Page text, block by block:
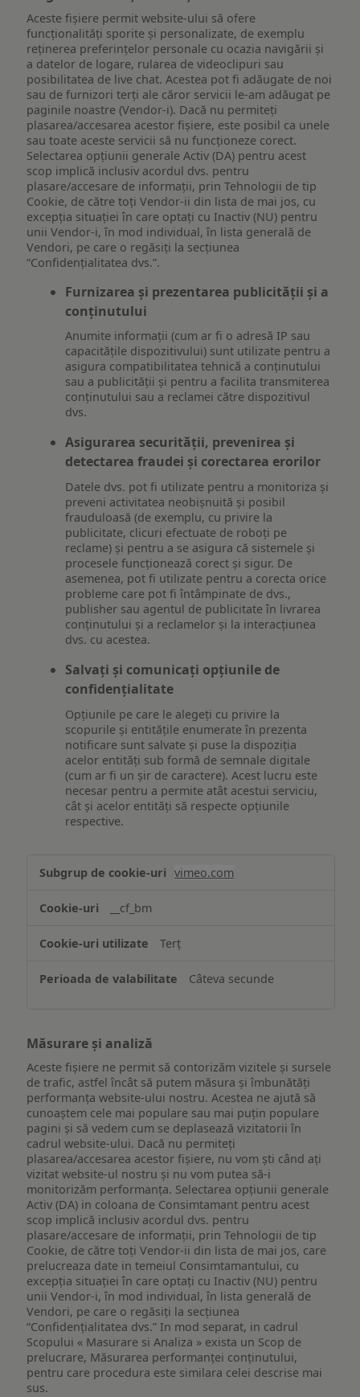
Aceste fișiere permit website-ului să ofere
funcționalități sporite și personalizate, de exemplu
reţinerea preferinţelor personale cu ocazia navigării și
a datelor de logare, rularea de videoclipuri sau
posibilitatea de live chat. Acestea pot fi adăugate de noi
sau de furnizori terți ale căror servicii le-am adăugat pe
paginile noastre (Vendor-i). Dacă nu permiteți
plasarea/accesarea acestor fișiere, este posibil ca unele
sau toate aceste servicii să nu funcționeze corect.
Selectarea opțiunii generale Activ (DA) pentru acest
scop implică inclusiv acordul dvs. pentru
plasare/accesare de informații, prin Tehnologii de tip
Cookie, de către toți Vendor-ii din lista de mai jos, cu
excepția situației în care optați cu Inactiv (NU) pentru
unii Vendor-i, în mod individual, în lista generală de
Vendori, pe care o regăsiți la secțiunea
“Confidențialitatea dvs.”.
Furnizarea și prezentarea publicității și a
conținutului
Anumite informații (cum ar fi o adresă IP sau
capacitățile dispozitivului) sunt utilizate pentru a
asigura compatibilitatea tehnică a conținutului
sau a publicității și pentru a facilita transmiterea
conținutului sau a reclamei către dispozitivul
dvs.
Asigurarea securității, prevenirea și
detectarea fraudei și corectarea erorilor
Datele dvs. pot fi utilizate pentru a monitoriza și
preveni activitatea neobișnuită și posibil
frauduloasă (de exemplu, cu privire la
publicitate, clicuri efectuate de roboți pe
reclame) și pentru a se asigura că sistemele și
procesele funcționează corect și sigur. De
asemenea, pot fi utilizate pentru a corecta orice
probleme care pot fi întâmpinate de dvs.,
publisher sau agentul de publicitate în livrarea
conținutului și a reclamelor și la interacțiunea
dvs. cu acestea.
Salvați și comunicați opțiunile de
confidențialitate
Opțiunile pe care le alegeți cu privire la
scopurile și entitățile enumerate în prezenta
notificare sunt salvate și puse la dispoziția
acelor entități sub formă de semnale digitale
(cum ar fi un șir de caractere). Acest lucru este
necesar pentru a permite atât acestui serviciu,
cât și acelor entități să respecte opțiunile
respective.
funcționalităților
ului
vimeo.com
__cf_bm
Terț
Câteva secunde
Măsurare și analiză
Aceste fișiere ne permit să contorizăm vizitele și sursele
de trafic, astfel încât să putem măsura și îmbunătăți
performanța website-ului nostru. Acestea ne ajută să
cunoaștem cele mai populare sau mai puțin populare
pagini și să vedem cum se deplasează vizitatorii în
cadrul website-ului. Dacă nu permiteți
plasarea/accesarea acestor fișiere, nu vom ști când ați
vizitat website-ul nostru și nu vom putea să-i
monitorizăm performanța. Selectarea opțiunii generale
Activ (DA) in coloana de Consimtamant pentru acest
scop implică inclusiv acordul dvs. pentru
plasare/accesare de informații, prin Tehnologii de tip
Cookie, de către toți Vendor-ii din lista de mai jos, care
prelucreaza date in temeiul Consimtamantului, cu
excepția situației în care optați cu Inactiv (NU) pentru
unii Vendor-i, în mod individual, în lista generală de
Vendori, pe care o regăsiți la secțiunea
“Confidențialitatea dvs.” In mod separat, in cadrul
Scopului « Masurare si Analiza » exista un Scop de
prelucrare, Măsurarea performanței conținutului,
pentru care procedura este similara celei descrise mai
sus.